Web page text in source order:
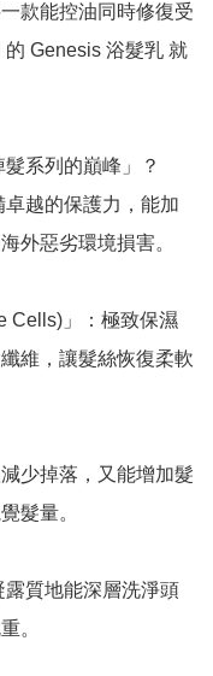
款能控油同時修復受
Genesis 浴髮乳 就
系列的巔峰」？
卓越的保護力，能加
外惡劣環境損害。
Cells)」：極致保濕
維，讓髮絲恢復柔軟
少掉落，又能增加髮
髮量。
露質地能深層洗淨頭
。